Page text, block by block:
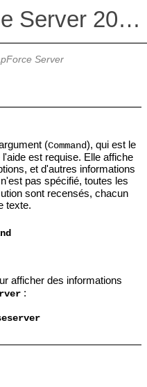
Altova MapForce Server 2026 Advanced Edition
Server
(Command), qui est le
est requise. Elle affiche
et d'autres informations
pas spécifié, toutes les
sont recensés, chacun
texte.
afficher des informations
: